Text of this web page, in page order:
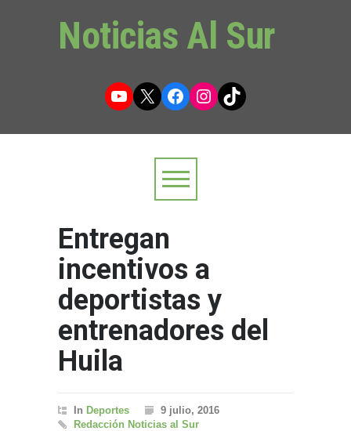
Noticias Al Sur
YouTube
X Facebook
Instagram
TikTok
Entregan
incentivos a
deportistas y
entrenadores del
Huila
In Deportes
9 julio, 2016
Redacción Noticias al Sur